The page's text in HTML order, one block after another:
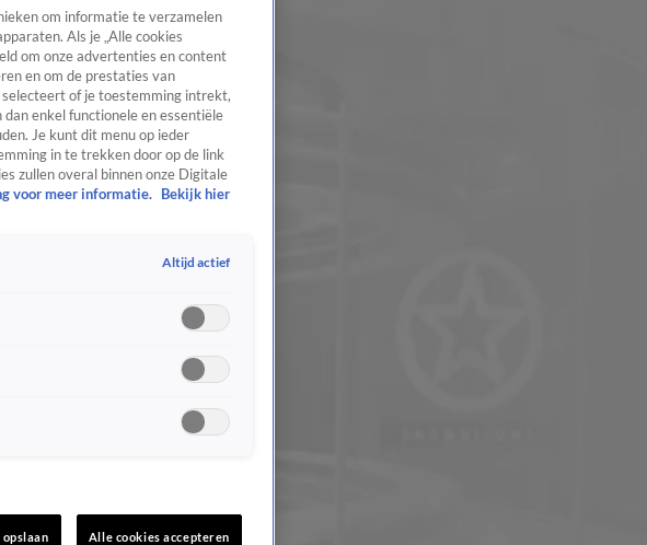
om informatie te verzamelen
Als je „Alle cookies
om onze advertenties en content
en om de prestaties van
selecteert of je toestemming intrekt,
enkel functionele en essentiële
Je kunt dit menu op ieder
in te trekken door op de link
zullen overal binnen onze Digitale
voor meer informatie.
Bekijk hier
Altijd actief
Alle cookies accepteren